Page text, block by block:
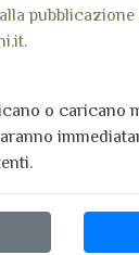
o caricano